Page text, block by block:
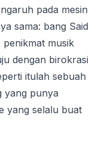
pada mesin
sama: bang Said
musik
dengan birokrasi
itulah sebuah
yang punya
yang selalu buat